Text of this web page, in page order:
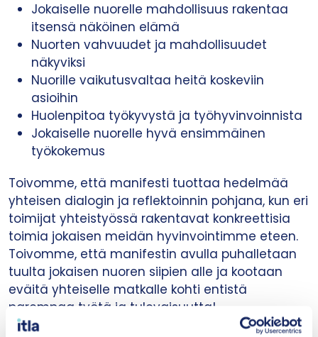
Jokaiselle nuorelle mahdollisuus rakentaa
itsensä näköinen elämä
Nuorten vahvuudet ja mahdollisuudet
näkyviksi
Nuorille vaikutusvaltaa heitä koskeviin
asioihin
Huolenpitoa työkyvystä ja työhyvinvoinnista
Jokaiselle nuorelle hyvä ensimmäinen
työkokemus
Toivomme, että manifesti tuottaa hedelmää
yhteisen dialogin ja reflektoinnin pohjana, kun eri
toimijat yhteistyössä rakentavat konkreettisia
toimia jokaisen meidän hyvinvointimme eteen.
Toivomme, että manifestin avulla puhalletaan
tuulta jokaisen nuoren siipien alle ja kootaan
eväitä yhteiselle matkalle kohti entistä
parempaa työtä ja tulevaisuutta!